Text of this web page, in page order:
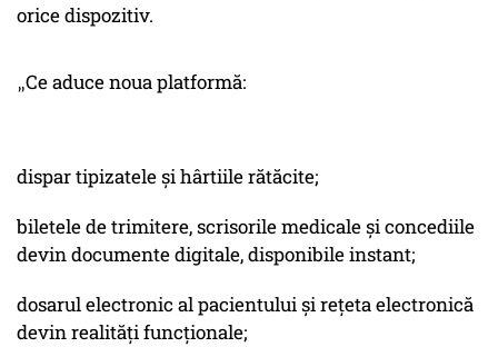
orice dispozitiv.
„Ce aduce noua platformă:
dispar tipizatele și hârtiile rătăcite;
biletele de trimitere, scrisorile medicale și concediile
devin documente digitale, disponibile instant;
dosarul electronic al pacientului și rețeta electronică
devin realități funcționale;